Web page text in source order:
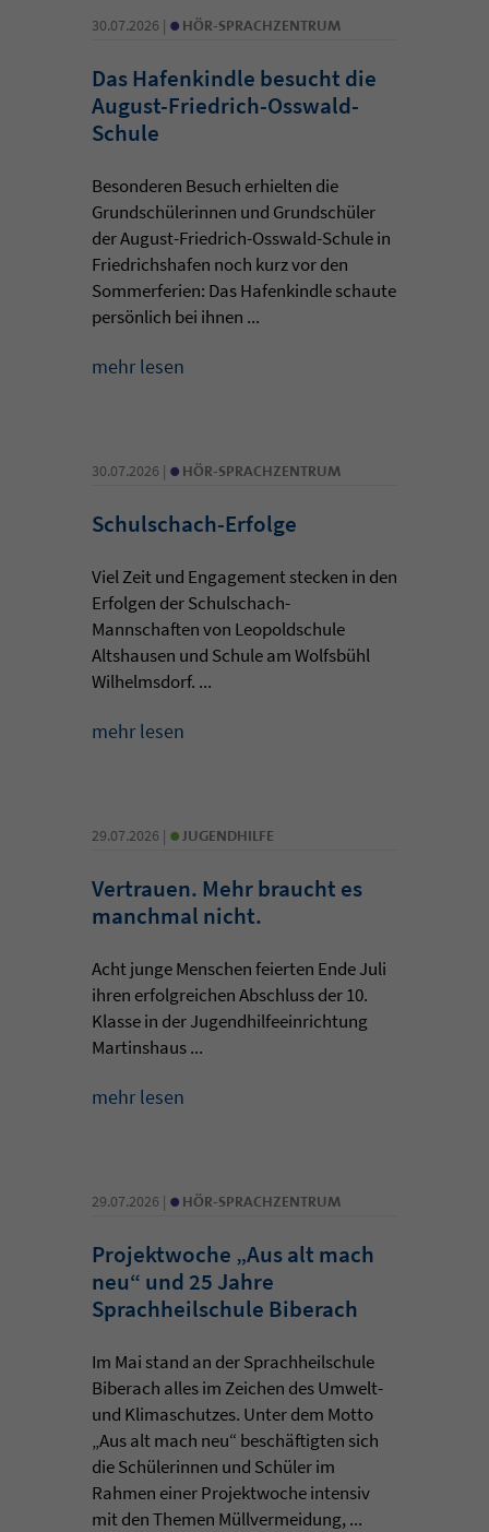
30.07.2026 | • HÖR-SPRACHZENTRUM
Das Hafenkindle besucht die
August-Friedrich-Osswald-
Schule
Besonderen Besuch erhielten die
Grundschülerinnen und Grundschüler
der August-Friedrich-Osswald-Schule in
Friedrichshafen noch kurz vor den
Sommerferien: Das Hafenkindle schaute
persönlich bei ihnen ...
mehr lesen
30.07.2026 | • HÖR-SPRACHZENTRUM
Schulschach-Erfolge
Viel Zeit und Engagement stecken in den
Erfolgen der Schulschach-
Mannschaften von Leopoldschule
Altshausen und Schule am Wolfsbühl
Wilhelmsdorf. ...
mehr lesen
29.07.2026 | • JUGENDHILFE
Vertrauen. Mehr braucht es
manchmal nicht.
Acht junge Menschen feierten Ende Juli
ihren erfolgreichen Abschluss der 10.
Klasse in der Jugendhilfeeinrichtung
Martinshaus ...
mehr lesen
29.07.2026 | • HÖR-SPRACHZENTRUM
Projektwoche „Aus alt mach
neu“ und 25 Jahre
Sprachheilschule Biberach
Im Mai stand an der Sprachheilschule
Biberach alles im Zeichen des Umwelt-
und Klimaschutzes. Unter dem Motto
„Aus alt mach neu“ beschäftigten sich
die Schülerinnen und Schüler im
Rahmen einer Projektwoche intensiv
mit den Themen Müllvermeidung, ...